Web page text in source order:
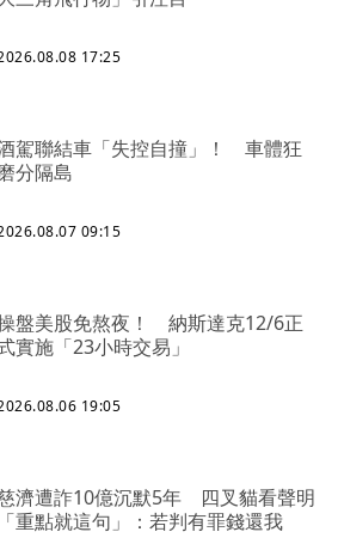
17:25
駕聯結車「失控自撞」！ 車體狂
分隔島
09:15
盤美股免熬夜！ 納斯達克12/6正
實施「23小時交易」
19:05
濟遭詐10億沉默5年 四叉貓看聲明
「重點就這句」：若判有罪錢還我